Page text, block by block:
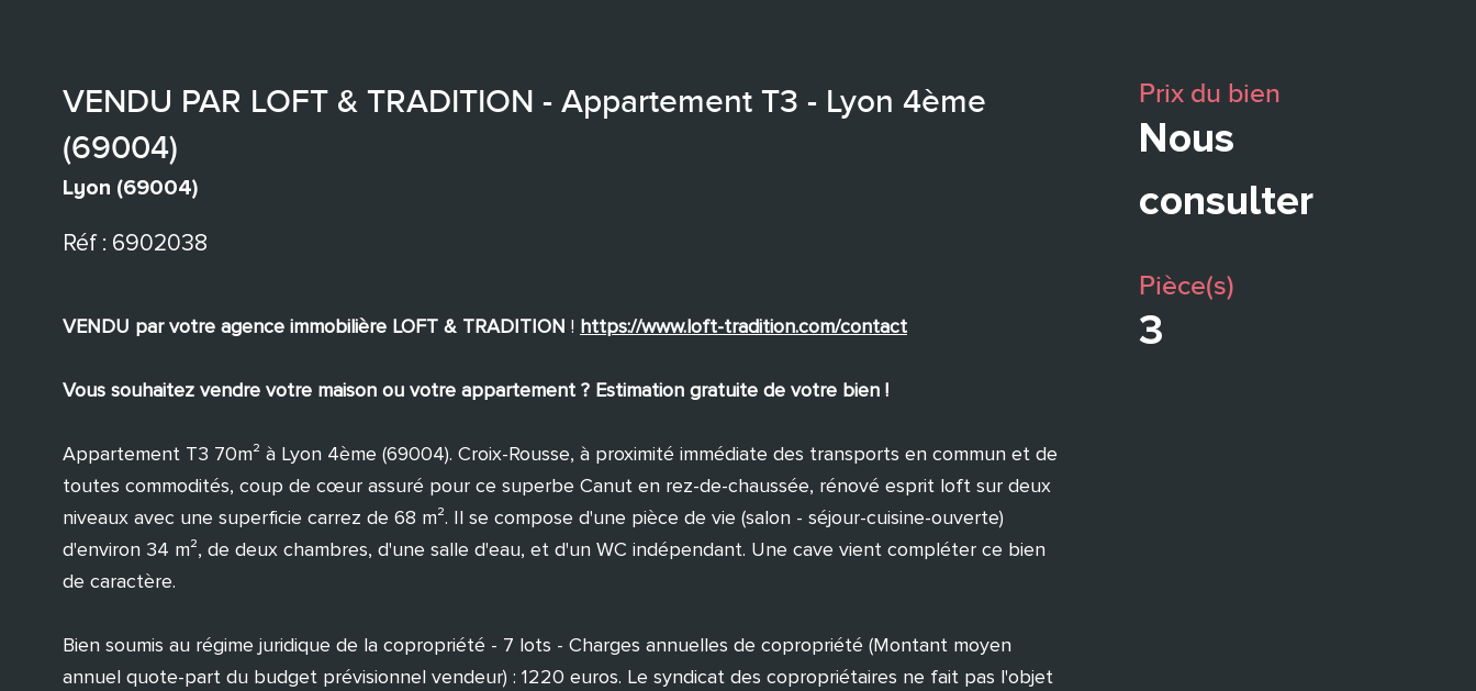
VENDU PAR LOFT & TRADITION - Appartement T3 - Lyon 4ème
(69004)
Lyon (69004)
Réf : 6902038
VENDU par votre agence immobilière LOFT & TRADITION ! https://www.loft-tradition.com/contact
Vous souhaitez vendre votre maison ou votre appartement ? Estimation gratuite de votre bien !
Appartement T3 70m² à Lyon 4ème (69004). Croix-Rousse, à proximité immédiate des transports en commun et de
toutes commodités, coup de cœur assuré pour ce superbe Canut en rez-de-chaussée, rénové esprit loft sur deux
niveaux avec une superficie carrez de 68 m². Il se compose d'une pièce de vie (salon - séjour-cuisine-ouverte)
d'environ 34 m², de deux chambres, d'une salle d'eau, et d'un WC indépendant. Une cave vient compléter ce bien
de caractère.
Bien soumis au régime juridique de la copropriété - 7 lots - Charges annuelles de copropriété (Montant moyen
annuel quote-part du budget prévisionnel vendeur) : 1220 euros. Le syndicat des copropriétaires ne fait pas l'objet
Prix du bien
Nous
consulter
Pièce(s)
3